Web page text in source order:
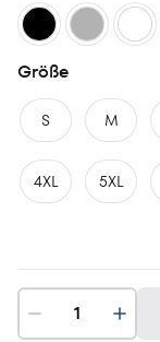
Größe
S M
4XL 5XL